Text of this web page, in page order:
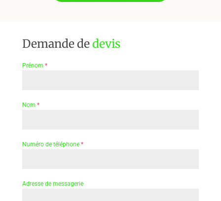
Demande dedevis
Prénom *
Nom *
Numéro de téléphone *
Adresse de messagerie